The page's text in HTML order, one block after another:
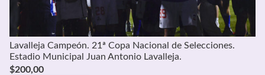
Lavalleja Campeón. 21ª Copa Nacional de Selecciones.
Estadio Municipal Juan Antonio Lavalleja.
$200,00